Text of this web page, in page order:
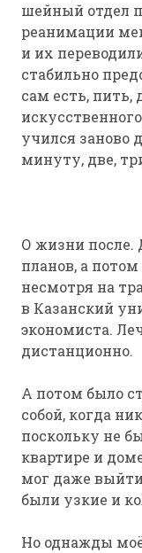
шейный отдел
реанимации
и их
стабильно
сам есть,
учился заново
минуту, две,
О жизни после.
планов, а потом
несмотря на
в Казанский
экономиста.
дистанционно.
А потом было
собой, когда
поскольку не
квартире и
мог даже
были узкие и
Но однажды